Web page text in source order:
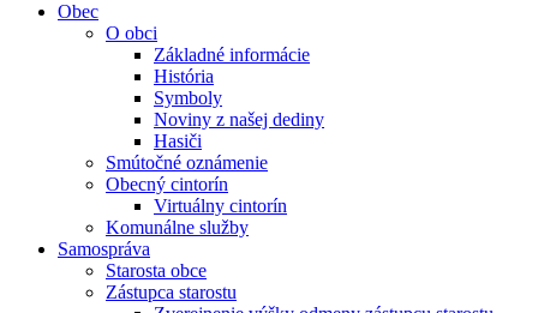
Obec
O obci
Základné informácie
História
Symboly
Noviny z našej dediny
Hasiči
Smútočné oznámenie
Obecný cintorín
Virtuálny cintorín
Komunálne služby
Samospráva
Starosta obce
Zástupca starostu